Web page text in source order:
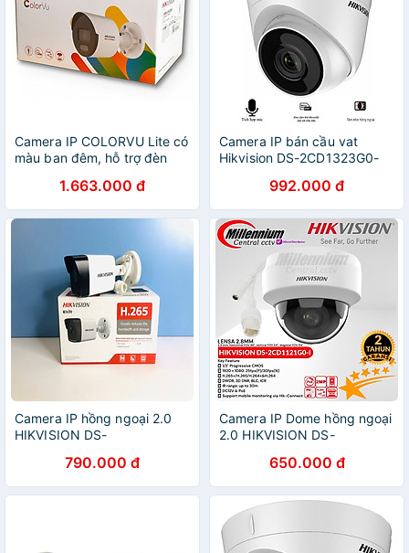
Camera IP COLORVU Lite có
màu ban đêm, hỗ trợ đèn
4.0MP HIKVISION DS-
2CD1047G0-LUF(C) (Hàng
chính hãng)
1.663.000 đ
Camera IP bán cầu vat
Hikvision DS-2CD1323G0-
DS-2CD1343G0-IUF tích
hợp mic và khe cắm thẻ nhớ
- Hàng Chính Hãng
992.000 đ
Camera IP hồng ngoại 2.0
HIKVISION DS-
CHÍNH HÃNG790.000 đ
Camera IP Dome hồng ngoại
2.0 HIKVISION DS-
CHÍNH HÃNG650.000 đ